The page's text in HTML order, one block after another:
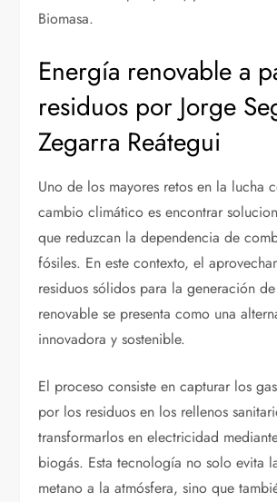
Biomasa.
Energía renovable a
residuos por Jorge
Zegarra Reátegui
Uno de los mayores retos en la lucha
cambio climático es encontrar
que reduzcan la dependencia de
fósiles. En este contexto, el
residuos sólidos para la generación
renovable se presenta como una
innovadora y sostenible.
El proceso consiste en capturar los
por los residuos en los rellenos
transformarlos en electricidad
biogás. Esta tecnología no solo evita
metano a la atmósfera, sino que